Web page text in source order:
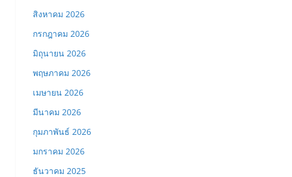
สิงหาคม 2026
กรกฎาคม 2026
มิถุนายน 2026
พฤษภาคม 2026
เมษายน 2026
มีนาคม 2026
กุมภาพันธ์ 2026
มกราคม 2026
ธันวาคม 2025